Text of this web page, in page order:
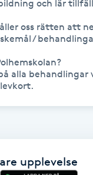
och lär
oss rätten att
/
alla behandlingar
upplevelse